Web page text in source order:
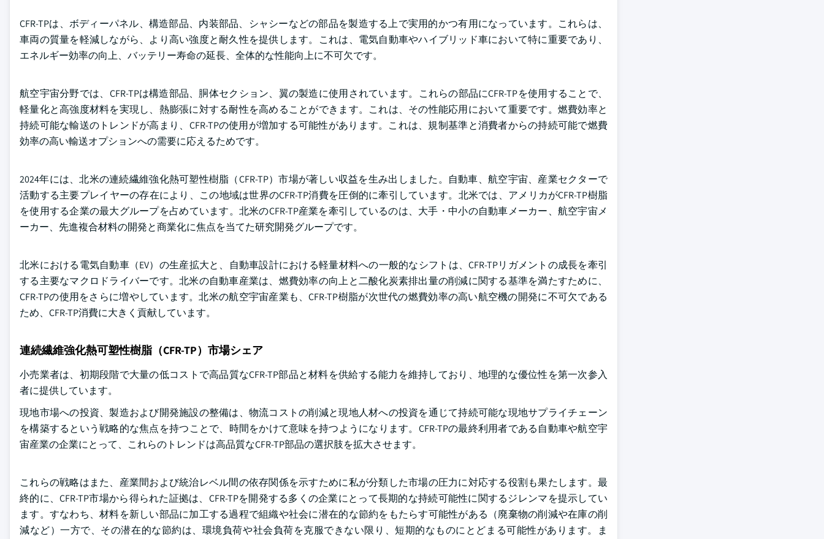
CFR-TPは、ボディーパネル、構造部品、内装部品、シャシーなどの部品を製造する上で実用的かつ有用になっています。これらは、
車両の質量を軽減しながら、より高い強度と耐久性を提供します。これは、電気自動車やハイブリッド車において特に重要であり、
エネルギー効率の向上、バッテリー寿命の延長、全体的な性能向上に不可欠です。
航空宇宙分野では、CFR-TPは構造部品、胴体セクション、翼の製造に使用されています。これらの部品にCFR-TPを使用することで、
軽量化と高強度材料を実現し、熱膨張に対する耐性を高めることができます。これは、その性能応用において重要です。燃費効率と
持続可能な輸送のトレンドが高まり、CFR-TPの使用が増加する可能性があります。これは、規制基準と消費者からの持続可能で燃費
効率の高い輸送オプションへの需要に応えるためです。
2024年には、北米の連続繊維強化熱可塑性樹脂（CFR-TP）市場が著しい収益を生み出しました。自動車、航空宇宙、産業セクターで
活動する主要プレイヤーの存在により、この地域は世界のCFR-TP消費を圧倒的に牽引しています。北米では、アメリカがCFR-TP樹脂
を使用する企業の最大グループを占めています。北米のCFR-TP産業を牽引しているのは、大手・中小の自動車メーカー、航空宇宙メ
ーカー、先進複合材料の開発と商業化に焦点を当てた研究開発グループです。
北米における電気自動車（EV）の生産拡大と、自動車設計における軽量材料への一般的なシフトは、CFR-TPリガメントの成長を牽引
する主要なマクロドライバーです。北米の自動車産業は、燃費効率の向上と二酸化炭素排出量の削減に関する基準を満たすために、
CFR-TPの使用をさらに増やしています。北米の航空宇宙産業も、CFR-TP樹脂が次世代の燃費効率の高い航空機の開発に不可欠である
ため、CFR-TP消費に大きく貢献しています。
連続繊維強化熱可塑性樹脂（CFR-TP）市場シェア
小売業者は、初期段階で大量の低コストで高品質なCFR-TP部品と材料を供給する能力を維持しており、地理的な優位性を第一次参入
者に提供しています。
現地市場への投資、製造および開発施設の整備は、物流コストの削減と現地人材への投資を通じて持続可能な現地サプライチェーン
を構築するという戦略的な焦点を持つことで、時間をかけて意味を持つようになります。CFR-TPの最終利用者である自動車や航空宇
宙産業の企業にとって、これらのトレンドは高品質なCFR-TP部品の選択肢を拡大させます。
これらの戦略はまた、産業間および統治レベル間の依存関係を示すために私が分類した市場の圧力に対応する役割も果たします。最
終的に、CFR-TP市場から得られた証拠は、CFR-TPを開発する多くの企業にとって長期的な持続可能性に関するジレンマを提示してい
ます。すなわち、材料を新しい部品に加工する過程で組織や社会に潜在的な節約をもたらす可能性がある（廃棄物の削減や在庫の削
減など）一方で、その潜在的な節約は、環境負荷や社会負荷を克服できない限り、短期的なものにとどまる可能性があります。ま